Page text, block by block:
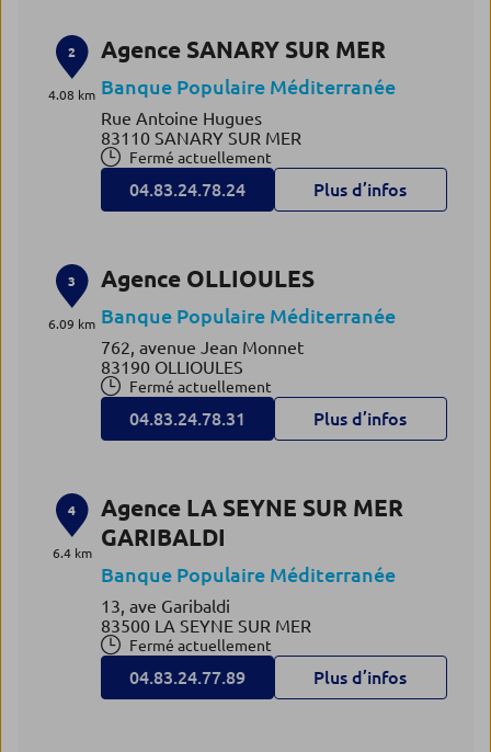
2
4.08 km
Agence SANARY SUR MER
Banque Populaire Méditerranée
Rue Antoine Hugues
83110 SANARY SUR MER
Fermé actuellement
04.83.24.78.24 Plus d’infos
3
6.09 km
Agence OLLIOULES
Banque Populaire Méditerranée
762, avenue Jean Monnet
83190 OLLIOULES
Fermé actuellement
04.83.24.78.31 Plus d’infos
4
6.4 km
Agence LA SEYNE SUR MER
GARIBALDI
Banque Populaire Méditerranée
13, ave Garibaldi
83500 LA SEYNE SUR MER
Fermé actuellement
04.83.24.77.89 Plus d’infos